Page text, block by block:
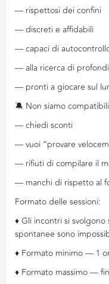
— rispettosi dei confini
— discreti e affidabili
— capaci di
— alla ricerca di
— pronti a giocare sul
🔕 Non siamo
— chiedi sconti
— vuoi “provare
— rifiuti di compilare il
— manchi di rispetto al
Formato delle sessioni:
♦️ Gli incontri si
spontanee sono
♦️ Formato minimo — 1
♦️ Formato massimo —